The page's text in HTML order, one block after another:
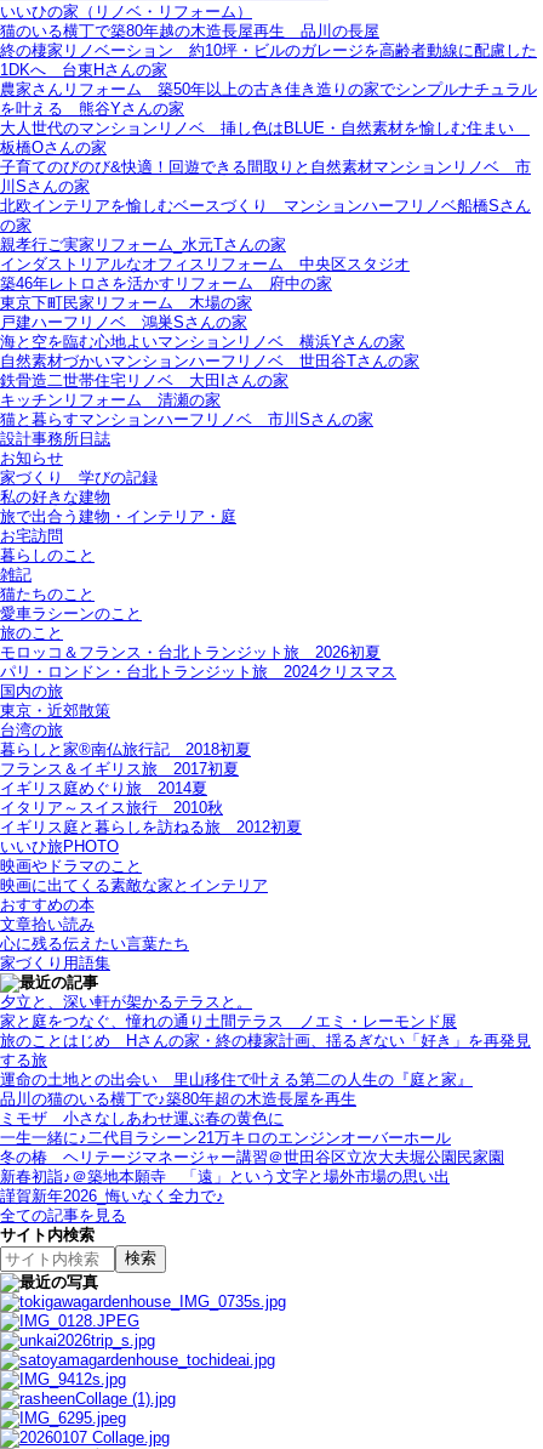
いいひの家（リノベ・リフォーム）
猫のいる横丁で築80年越の木造長屋再生＿品川の長屋
終の棲家リノベーション＿約10坪・ビルのガレージを高齢者動線に配慮した
1DKへ＿台東Hさんの家
農家さんリフォーム＿築50年以上の古き佳き造りの家でシンプルナチュラル
を叶える＿熊谷Yさんの家
大人世代のマンションリノベ＿挿し色はBLUE・自然素材を愉しむ住まい＿
板橋Oさんの家
子育てのびのび&快適！回遊できる間取りと自然素材マンションリノベ＿市
川Sさんの家
北欧インテリアを愉しむベースづくり＿マンションハーフリノベ船橋Sさん
の家
親孝行ご実家リフォーム_水元Tさんの家
インダストリアルなオフィスリフォーム＿中央区スタジオ
築46年レトロさを活かすリフォーム＿府中の家
東京下町民家リフォーム＿木場の家
戸建ハーフリノベ＿鴻巣Sさんの家
海と空を臨む心地よいマンションリノベ＿横浜Yさんの家
自然素材づかいマンションハーフリノベ＿世田谷Tさんの家
鉄骨造二世帯住宅リノベ＿大田Iさんの家
キッチンリフォーム＿清瀬の家
猫と暮らすマンションハーフリノベ＿市川Sさんの家
設計事務所日誌
お知らせ
家づくり 学びの記録
私の好きな建物
旅で出合う建物・インテリア・庭
お宅訪問
暮らしのこと
雑記
猫たちのこと
愛車ラシーンのこと
旅のこと
モロッコ＆フランス・台北トランジット旅＿2026初夏
パリ・ロンドン・台北トランジット旅＿2024クリスマス
国内の旅
東京・近郊散策
台湾の旅
暮らしと家®南仏旅行記＿2018初夏
フランス＆イギリス旅＿2017初夏
イギリス庭めぐり旅＿2014夏
イタリア～スイス旅行 2010秋
イギリス庭と暮らしを訪ねる旅＿2012初夏
いいひ旅PHOTO
映画やドラマのこと
映画に出てくる素敵な家とインテリア
おすすめの本
文章拾い読み
心に残る伝えたい言葉たち
家づくり用語集
夕立と、深い軒が架かるテラスと。
家と庭をつなぐ、憧れの通り土間テラス＿ノエミ・レーモンド展
旅のことはじめ＿Hさんの家・終の棲家計画、揺るぎない「好き」を再発見
する旅
運命の土地との出会い＿里山移住で叶える第二の人生の『庭と家』
品川の猫のいる横丁で♪築80年超の木造長屋を再生
ミモザ＿小さなしあわせ運ぶ春の黄色に
一生一緒に♪二代目ラシーン21万キロのエンジンオーバーホール
冬の椿＿ヘリテージマネージャー講習＠世田谷区立次大夫堀公園民家園
新春初詣♪＠築地本願寺＿「遠」という文字と場外市場の思い出
謹賀新年2026_悔いなく全力で♪
全ての記事を見る
サイト内検索